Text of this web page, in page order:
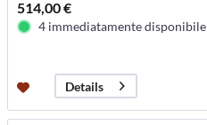
514,00 €
4 immediatamente disponibile
Details